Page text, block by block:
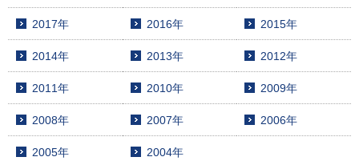
2017年 2016年 2015年
2014年 2013年 2012年
2011年 2010年 2009年
2008年 2007年 2006年
2005年 2004年